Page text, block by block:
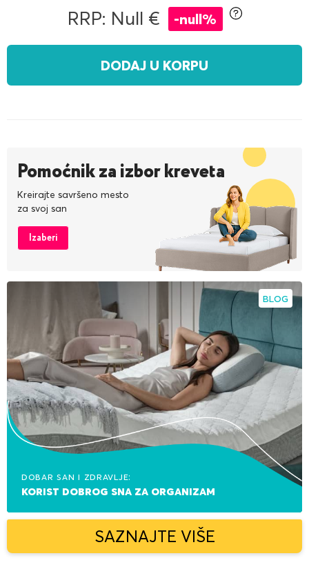
RRP: Null € -null%
DODAJ U KORPU
Pomoćnik za izbor kreveta
Kreirajte savršeno mesto
za svoj san
Izaberi
BLOG
Dobar san i zdravlje:
korist dobrog sna za organizam
SAZNAJTE VIŠE